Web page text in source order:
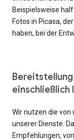
Beispielsweise
Fotos in Picasa,
haben, bei der
einschließlich
Wir nutzen die von
unserer Dienste.
Empfehlungen,